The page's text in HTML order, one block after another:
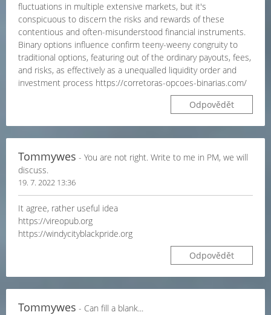
fluctuations in multiple extensive markets, but it's
conspicuous to discern the risks and rewards of these
contentious and often-misunderstood financial instruments.
Binary options influence confirm teeny-weeny congruity to
traditional options, featuring out of the ordinary payouts, fees,
and risks, as effectively as a unequalled liquidity order and
investment process https://corretoras-opcoes-binarias.com/
Odpovědět
Tommywes - You are not right. Write to me in PM, we will
discuss.
19. 7. 2022 13:36
It agree, rather useful idea
https://vireopub.org
https://windycityblackpride.org
Odpovědět
Tommywes - Can fill a blank...